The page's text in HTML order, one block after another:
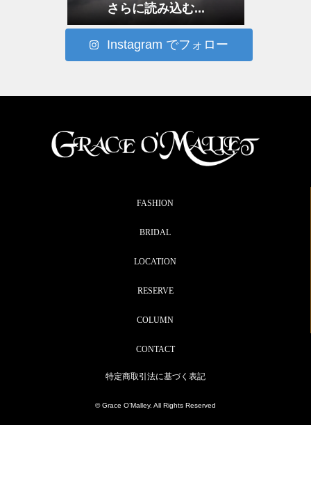
さらに読み込む...
Instagram でフォロー
FASHION
BRIDAL
LOCATION
RESERVE
COLUMN
CONTACT
特定商取引法に基づく表記
© Grace O’Malley. All Rights Reserved